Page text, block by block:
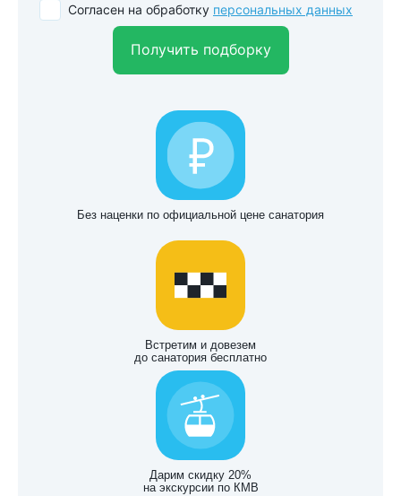
Согласен на обработку персональных данных
Получить подборку
Без наценки по официальной цене санатория
Встретим и довезем
до санатория бесплатно
Дарим скидку 20%
на экскурсии по КМВ